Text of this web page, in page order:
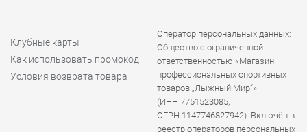
Клубные карты
Как использовать промокод
Условия возврата товара
Оператор персональных данных:
Общество с ограниченной
ответственностью «Магазин
профессиональных спортивных
товаров „Лыжный Мир“»
(ИНН 7751523085,
ОГРН 1147746827942). Включён в
реестр операторов персональных